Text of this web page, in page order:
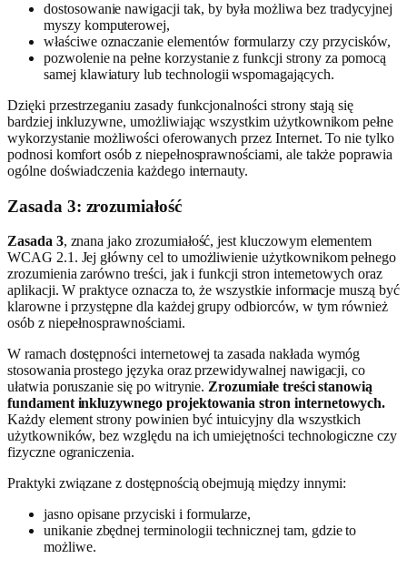
dostosowanie nawigacji tak, by była możliwa bez tradycyjnej
myszy komputerowej,
właściwe oznaczanie elementów formularzy czy przycisków,
pozwolenie na pełne korzystanie z funkcji strony za pomocą
samej klawiatury lub technologii wspomagających.
Dzięki przestrzeganiu zasady funkcjonalności strony stają się
bardziej inkluzywne, umożliwiając wszystkim użytkownikom pełne
wykorzystanie możliwości oferowanych przez Internet. To nie tylko
podnosi komfort osób z niepełnosprawnościami, ale także poprawia
ogólne doświadczenia każdego internauty.
Zasada 3: zrozumiałość
Zasada 3, znana jako zrozumiałość, jest kluczowym elementem
WCAG 2.1. Jej główny cel to umożliwienie użytkownikom pełnego
zrozumienia zarówno treści, jak i funkcji stron internetowych oraz
aplikacji. W praktyce oznacza to, że wszystkie informacje muszą być
klarowne i przystępne dla każdej grupy odbiorców, w tym również
osób z niepełnosprawnościami.
W ramach dostępności internetowej ta zasada nakłada wymóg
stosowania prostego języka oraz przewidywalnej nawigacji, co
ułatwia poruszanie się po witrynie.Zrozumiałe treści stanowią
fundament inkluzywnego projektowania stron internetowych.
Każdy element strony powinien być intuicyjny dla wszystkich
użytkowników, bez względu na ich umiejętności technologiczne czy
fizyczne ograniczenia.
Praktyki związane z dostępnością obejmują między innymi:
jasno opisane przyciski i formularze,
unikanie zbędnej terminologii technicznej tam, gdzie to
możliwe.